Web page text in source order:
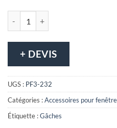
+ DEVIS
UGS : PF3-232
Catégories :Accessoires pour fenêtre
Étiquette :Gâches